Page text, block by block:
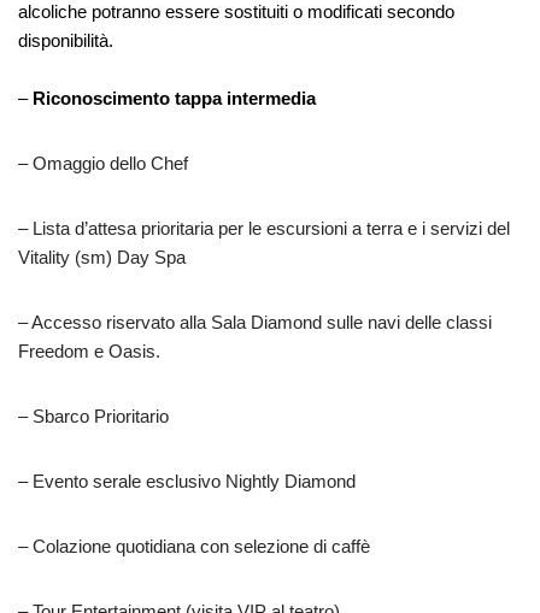
alcoliche potranno essere sostituiti o modificati secondo
disponibilità.
– Riconoscimento tappa intermedia
– Omaggio dello Chef
– Lista d’attesa prioritaria per le escursioni a terra e i servizi del
Vitality (sm) Day Spa
– Accesso riservato alla Sala Diamond sulle navi delle classi
Freedom e Oasis.
– Sbarco Prioritario
– Evento serale esclusivo Nightly Diamond
– Colazione quotidiana con selezione di caffè